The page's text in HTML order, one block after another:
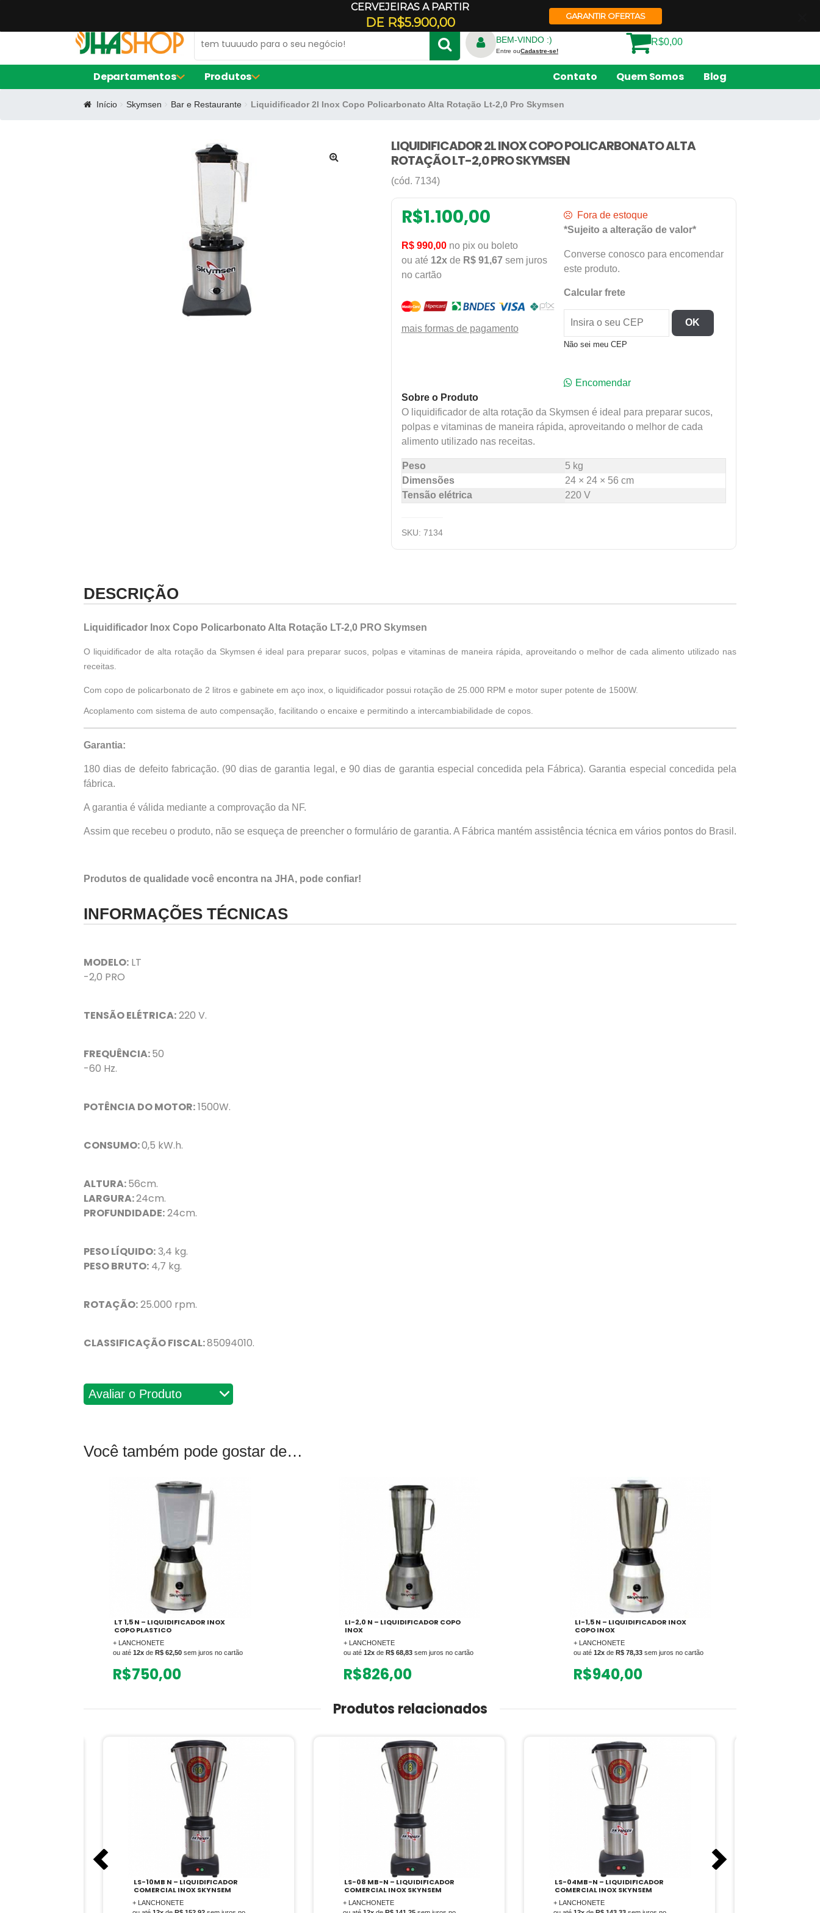
CERVEJEIRAS A PARTIR
DE R$5.900,00 GARANTIR OFERTAS Quem Somos
BEM-VINDO :)
Entre ouCadastre-se!
R$0,00
Departamentos
AMACIADOR DE CARNE
FORNO ELÉTRICO
MÁQUINA DE CREPE
FORMA DE SILICONE
FORMA REDONDA
FORMINHAS
FORNO TURBO
FORNO REFRATÁRIO
GELADEIRA COMERCIAL
PANELA DE ARROZ
Produtos Contato Quem Somos Blog
Início Skymsen Bar e Restaurante Liquidificador 2l Inox Copo Policarbonato Alta Rotação Lt-2,0 Pro Skymsen
LIQUIDIFICADOR 2L INOX COPO POLICARBONATO ALTA
ROTAÇÃO LT-2,0 PRO SKYMSEN
(cód. 7134)
R$1.100,00
R$ 990,00no pix ou boleto
ou até 12xde R$ 91,67sem juros
no cartão
mais formas de pagamento
Fora de estoque
*Sujeito a alteração de valor*
Converse conosco para encomendar
este produto.
Calcular frete
OK
Não sei meu CEP
Encomendar
Sobre o Produto
O liquidificador de alta rotação da Skymsen é ideal para preparar sucos,
polpas e vitaminas de maneira rápida, aproveitando o melhor de cada
alimento utilizado nas receitas.
Peso
5 kg
Dimensões
24 × 24 × 56 cm
Tensão elétrica
220 V
SKU: 7134
DESCRIÇÃO
Liquidificador Inox Copo Policarbonato Alta Rotação LT-2,0 PRO Skymsen
O liquidificador de alta rotação da Skymsen é ideal para preparar sucos, polpas e vitaminas de maneira rápida, aproveitando o melhor de cada alimento utilizado nas
receitas.
Com copo de policarbonato de 2 litros e gabinete em aço inox, o liquidificador possui rotação de 25.000 RPM e motor super potente de 1500W.
Acoplamento com sistema de auto compensação, facilitando o encaixe e permitindo a intercambiabilidade de copos.
Garantia:
180 dias de defeito fabricação. (90 dias de garantia legal, e 90 dias de garantia especial concedida pela Fábrica). Garantia especial concedida pela
fábrica.
A garantia é válida mediante a comprovação da NF.
Assim que recebeu o produto, não se esqueça de preencher o formulário de garantia. A Fábrica mantém assistência técnica em vários pontos do Brasil.
Produtos de qualidade você encontra na JHA, pode confiar!
INFORMAÇÕES TÉCNICAS
MODELO: LT
-2,0 PRO
TENSÃO ELÉTRICA:220 V.
FREQUÊNCIA:50
-60 Hz.
POTÊNCIA DO MOTOR:1500W.
CONSUMO:0,5 kW.h.
ALTURA:56cm.
LARGURA:24cm.
PROFUNDIDADE:24cm.
PESO LÍQUIDO:3,4 kg.
PESO BRUTO: 4,7 kg.
ROTAÇÃO:25.000 rpm.
CLASSIFICAÇÃO FISCAL:85094010.
Avaliações
Você também pode gostar de
LT 1,5 N – LIQUIDIFICADOR INOX
COPO PLASTICO
+ LANCHONETE
ou até 12x de R$ 62,50 sem juros no cartão
R$750,00
LI-2,0 N – LIQUIDIFICADOR COPO
INOX
+ LANCHONETE
ou até 12xde R$ 68,83sem juros no cartão
R$826,00
LI-1,5 N – LIQUIDIFICADOR INOX
COPO INOX
+ LANCHONETE
ou até12x de R$ 78,33 sem juros no cartão
R$940,00
Produtos relacionados
LS-10MB N – LIQUIDIFICADOR
COMERCIAL INOX SKYNSEM
+ LANCHONETE
LS-08 MB-N – LIQUIDIFICADOR
COMERCIAL INOX SKYNSEM
+ LANCHONETE
LS-04MB-N – LIQUIDIFICADOR
COMERCIAL INOX SKYNSEM
+ LANCHONETE